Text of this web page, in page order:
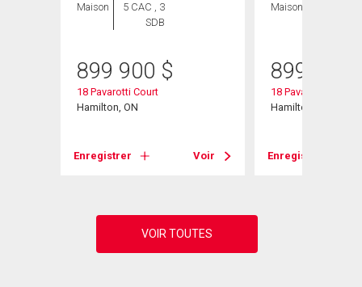
Maison
5 CAC , 3
SDB
899 900 $
18 Pavarotti Court
Hamilton, ON
Enregistrer Voir
Maison
899 900
18 Pavarotti Court
Hamilton, ON
Enregistrer